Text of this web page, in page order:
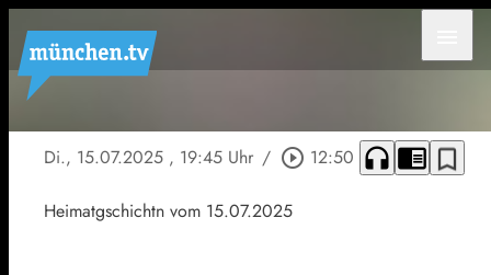
Di., 15.07.2025 , 19:45 Uhr / play_circle_outline 12:50 headphones chrome_reader_mode bookmark_border
Heimatgschichtn vom 15.07.2025